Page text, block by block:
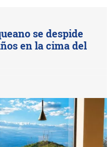
se despide
en la cima del